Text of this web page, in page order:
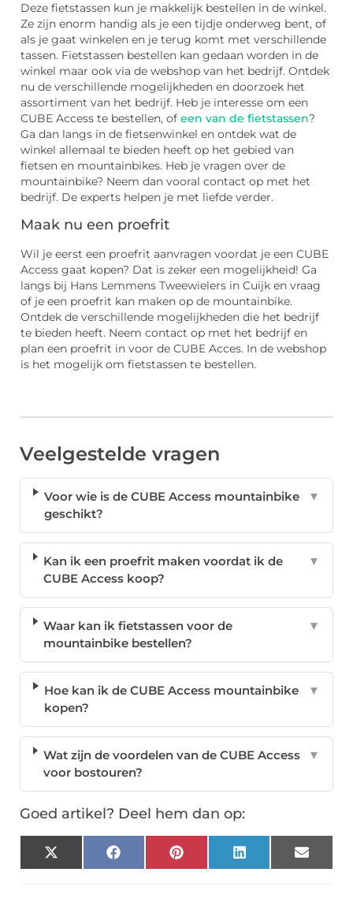
Deze fietstassen kun je makkelijk bestellen in de winkel.
Ze zijn enorm handig als je een tijdje onderweg bent, of
als je gaat winkelen en je terug komt met verschillende
tassen. Fietstassen bestellen kan gedaan worden in de
winkel maar ook via de webshop van het bedrijf. Ontdek
nu de verschillende mogelijkheden en doorzoek het
assortiment van het bedrijf. Heb je interesse om een
CUBE Access te bestellen, of een van de fietstassen?
Ga dan langs in de fietsenwinkel en ontdek wat de
winkel allemaal te bieden heeft op het gebied van
fietsen en mountainbikes. Heb je vragen over de
mountainbike? Neem dan vooral contact op met het
bedrijf. De experts helpen je met liefde verder.
Maak nu een proefrit
Wil je eerst een proefrit aanvragen voordat je een CUBE
Access gaat kopen? Dat is zeker een mogelijkheid! Ga
langs bij Hans Lemmens Tweewielers in Cuijk en vraag
of je een proefrit kan maken op de mountainbike.
Ontdek de verschillende mogelijkheden die het bedrijf
te bieden heeft. Neem contact op met het bedrijf en
plan een proefrit in voor de CUBE Acces. In de webshop
is het mogelijk om fietstassen te bestellen.
Veelgestelde vragen
Voor wie is de CUBE Access mountainbike
geschikt?
▼
Kan ik een proefrit maken voordat ik de
CUBE Access koop?
▼
Waar kan ik fietstassen voor de
mountainbike bestellen?
▼
Hoe kan ik de CUBE Access mountainbike
kopen?
▼
Wat zijn de voordelen van de CUBE Access
voor bostouren?
▼
Goed artikel? Deel hem dan op:
X
(Twitter)
FacebookPinterest LinkedIn Email